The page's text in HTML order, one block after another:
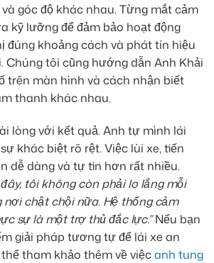
góc độ khác nhau. Từng mắt cảm
kỹ lưỡng để đảm bảo hoạt động
đúng khoảng cách và phát tín hiệu
Chúng tôi cũng hướng dẫn Anh Khải
trên màn hình và cách nhận biết
thanh khác nhau.
lòng với kết quả. Anh tự mình lái
khác biệt rõ rệt. Việc lùi xe, tiến
dễ dàng và tự tin hơn rất nhiều.
đây, tôi không còn phải lo lắng mỗi
nơi chật chội nữa. Hệ thống cảm
sự là một trợ thủ đắc lực.”Nếu bạn
giải pháp tương tự để lái xe an
tham khảo thêm về việcanh tung